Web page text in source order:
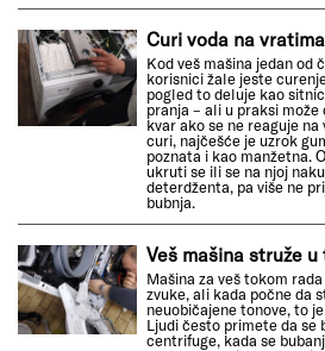
Curi voda na
Kod veš mašina jedan od
korisnici žale jeste
pogled to deluje kao
pranja – ali u praksi
kvar ako se ne reaguje
curi, najčešće je uzrok
poznata i kao manžetna.
ukruti se ili se na njoj
deterdženta, pa više ne
bubnja.
Veš mašina struže
Mašina za veš tokom
zvuke, ali kada počne da
neuobičajene tonove, to
Ljudi često primete da se
centrifuge, kada se